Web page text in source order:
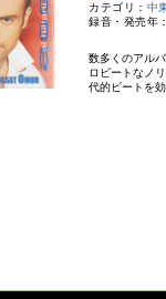
カテゴリ： 中
録音・発売年
数多くのアル
ロビートなノ
代的ビートを